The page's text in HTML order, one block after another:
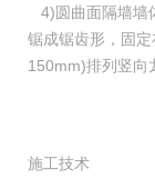
4)圆曲面隔墙墙
锯成锯齿形，固
150mm)排列竖向
施工技术